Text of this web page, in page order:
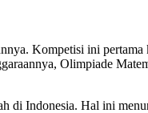
Kompetisi ini
Olimpiade
di Indonesia. Hal ini